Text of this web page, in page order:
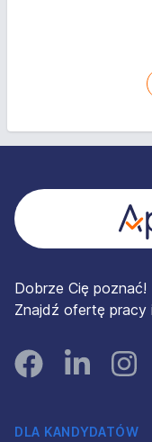
Dobrze Cię poznać!
Znajdź ofertę pracy
FacebookLinked In
DLA KANDYDATÓW